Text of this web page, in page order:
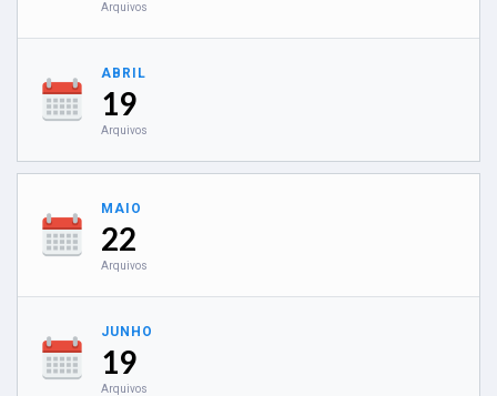
Arquivos
ABRIL
19
Arquivos
MAIO
22
Arquivos
JUNHO
19
Arquivos